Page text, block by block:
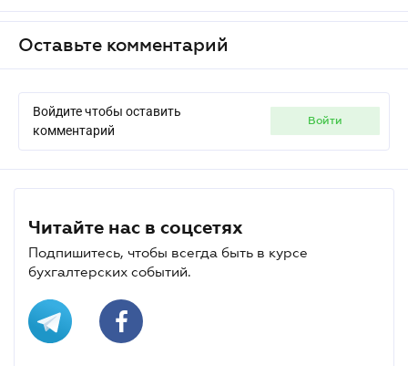
Оставьте комментарий
Войдите чтобы оставить
комментарий
войти
Читайте нас в соцсетях
Подпишитесь, чтобы всегда быть в курсе
бухгалтерских событий.